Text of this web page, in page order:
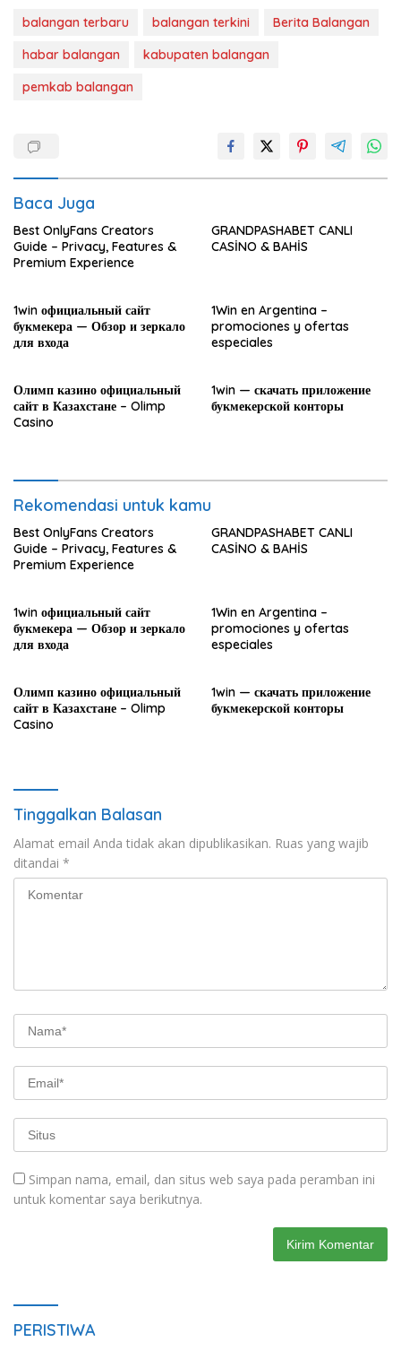
balangan terbaru balangan terkini
Berita Balangan
habar balangan
kabupaten balangan
pemkab balangan
Baca Juga
Best OnlyFans Creators
Guide – Privacy, Features &
Premium Experience
GRANDPASHABET CANLI
CASİNO & BAHİS
1win официальный сайт
букмекера — Обзор и зеркало
для входа
1Win en Argentina –
promociones y ofertas
especiales
Олимп казино официальный
сайт в Казахстане – Olimp
Casino
1win — скачать приложение
букмекерской конторы
Rekomendasi untuk kamu
Best OnlyFans Creators
Guide – Privacy, Features &
Premium Experience
GRANDPASHABET CANLI
CASİNO & BAHİS
1win официальный сайт
букмекера — Обзор и зеркало
для входа
1Win en Argentina –
promociones y ofertas
especiales
Олимп казино официальный
сайт в Казахстане – Olimp
Casino
1win — скачать приложение
букмекерской конторы
Tinggalkan Balasan
Alamat email Anda tidak akan dipublikasikan. Ruas yang wajib
ditandai *
Simpan nama, email, dan situs web saya pada peramban ini
untuk komentar saya berikutnya.
PERISTIWA